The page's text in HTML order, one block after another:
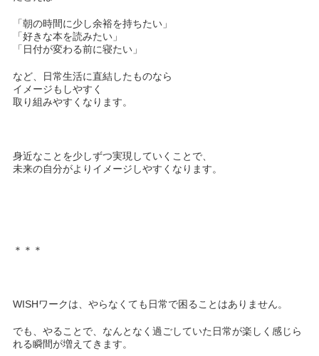
「朝の時間に少し余裕を持ちたい」
「好きな本を読みたい」
「日付が変わる前に寝たい」
など、日常生活に直結したものなら
イメージもしやすく
取り組みやすくなります。
身近なことを少しずつ実現していくことで、
未来の自分がよりイメージしやすくなります。
＊＊＊
WISHワークは、やらなくても日常で困ることはありません。
でも、やることで、なんとなく過ごしていた日常が楽しく感じら
れる瞬間が増えてきます。